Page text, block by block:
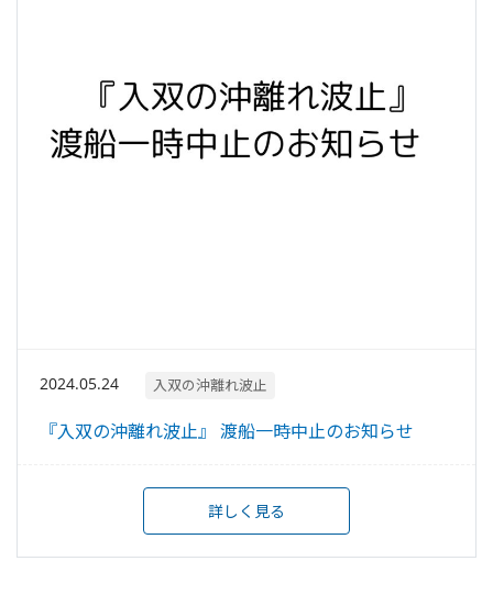
2024.05.24 入双の沖離れ波止
『入双の沖離れ波止』 渡船一時中止のお知らせ
詳しく見る